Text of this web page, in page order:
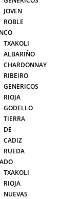
JOVEN
ROBLE
TXAKOLI
ALBARIÑO
CHARDONNAY
RIBEIRO
GENERICOS
RIOJA
GODELLO
TIERRA
DE
CADIZ
RUEDA
TXAKOLI
RIOJA
NUEVAS